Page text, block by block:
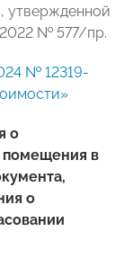
утвержденной
№ 577/пр.
№ 12319-
о
помещения в
о